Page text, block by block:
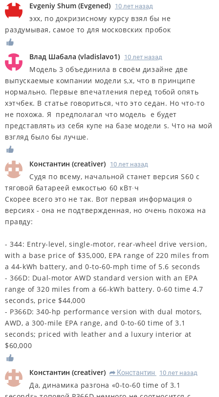
Evgeniy Shum (Evgened) 10 лет назад
эхх, по докризисному курсу взял бы не
раздумывая, самое то для московских пробок
Влад Шабала (vladislavo1) 10 лет назад
Модель 3 объединила в своём дизайне две
выпускаемые компании модели s,x, что в принципе
нормально. Первые впечатления перед тобой опять
хэтчбек. В статье говориться, что это седан. Но что-то
не похожа. Я предполагал что модель е будет
представлять из себя купе на базе модели s. Что на мой
взгляд было бы лучше.
Константин (creativer) 10 лет назад
Судя по всему, начальной станет версия S60 с
тяговой батареей емкостью 60 кВт∙ч
Скорее всего это не так. Вот первая информация о
версиях - она не подтвержденная, но очень похожа на
правду:
- 344: Entry-level, single-motor, rear-wheel drive version,
with a base price of $35,000, EPA range of 220 miles from
a 44-kWh battery, and 0-to-60-mph time of 5.6 seconds
- 366D: Dual-motor AWD standard version with an EPA
range of 320 miles from a 66-kWh battery. 0-60 time 4.7
seconds, price $44,000
- P366D: 340-hp performance version with dual motors,
AWD, a 300-mile EPA range, and 0-to-60 time of 3.1
seconds; priced with leather and a luxury interior at
$60,000
Константин (creativer) R Константин 10 лет назад
Да, динамика разгона «0-to-60 time of 3.1